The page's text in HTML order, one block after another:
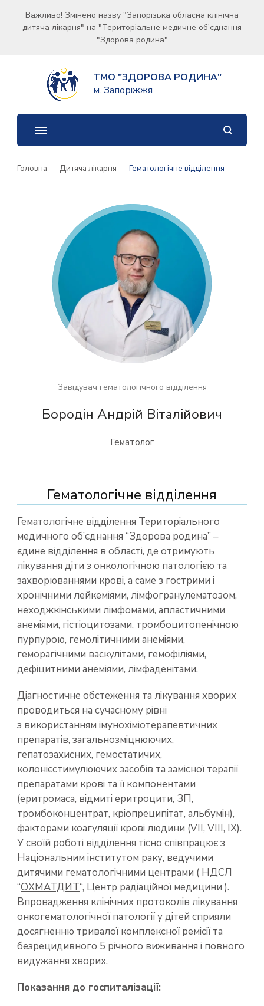
Важливо! Змінено назву "Запорізька обласна клінічна
дитяча лікарня" на "Територіальне медичне об'єднання
"Здорова родина"
ТМО "ЗДОРОВА РОДИНА"
м. Запоріжжя
Головна Дитяча лікарня Гематологічне відділення
Гематологічне відділення
Гематологічне відділення Територіального
медичного об’єднання “Здорова родина” –
єдине відділення в області, де отримують
лікування діти з онкологічною патологією та
захворюваннями крові, а саме з гострими і
хронічними лейкеміями, лімфогранулематозом,
неходжкінськими лімфомами, апластичними
анеміями, гістіоцитозами, тромбоцитопенічною
пурпурою, гемолітичними анеміями,
геморагічними васкулітами, гемофіліями,
дефіцитними анеміями, лімфаденітами.
Діагностичне обстеження та лікування хворих
проводиться на сучасному рівні
з використанням імунохіміотерапевтичних
препаратів, загальнозміцнюючих,
гепатозахисних, гемостатичих,
колонієстимулюючих засобів та замісної терапії
препаратами крові та її компонентами
(еритромаса, відмиті еритроцити, ЗП,
тромбоконцентрат, кріопреципітат, альбумін),
факторами коагуляції крові людини (VII, VIII, IX).
У своїй роботі відділення тісно співпрацює з
Національним інститутом раку, ведучими
дитячими гематологічними центрами ( НДСЛ
“ОХМАТДИТ“, Центр радіаційної медицини ).
Впровадження клінічних протоколів лікування
онкогематологічної патології у дітей сприяли
досягненню тривалої комплексної ремісії та
безрецидивного 5 річного виживання і повного
видужання хворих.
Показання до госпиталізації:
Завідувач гематологічного відділення
Бородін Андрій Віталійович
Гематолог